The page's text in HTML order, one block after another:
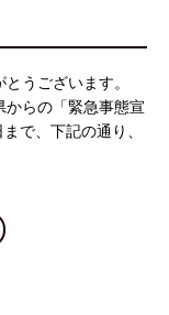
うございます。
からの「緊急事態宣
で、下記の通り、